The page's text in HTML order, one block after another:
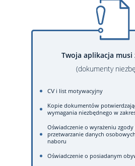
Twoja aplikacja musi
(dokumenty
CV i list motywacyjny
Kopie dokumentów
wymagania niezbędnego w
Oświadczenie o wyrażeniu zgody
przetwarzanie danych
naboru
Oświadczenie o posiadanym